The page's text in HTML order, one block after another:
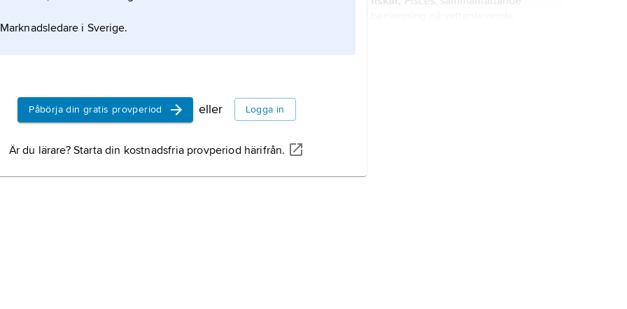
Marknadsledare i Sverige.
Påbörja din gratis provperiod eller Logga in
Är du lärare? Starta din kostnadsfria provperiod härifrån.